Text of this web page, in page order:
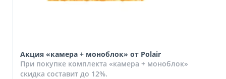
Акция «камера + моноблок» от Polair
При покупке комплекта «камера + моноблок»
скидка составит до 12%.